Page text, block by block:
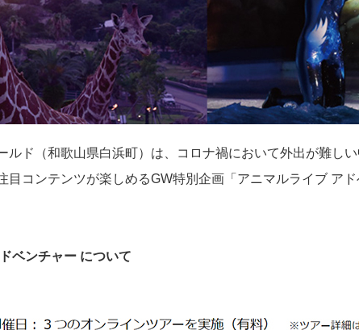
ルド（和歌山県白浜町）は、コロナ禍において外出が難し
目コンテンツが楽しめるGW特別企画「アニマルライブ ア
ベンチャー について